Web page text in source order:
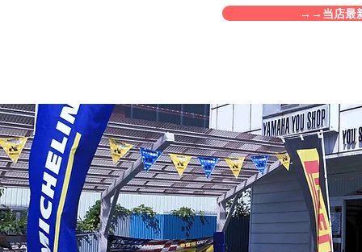
→→当店最